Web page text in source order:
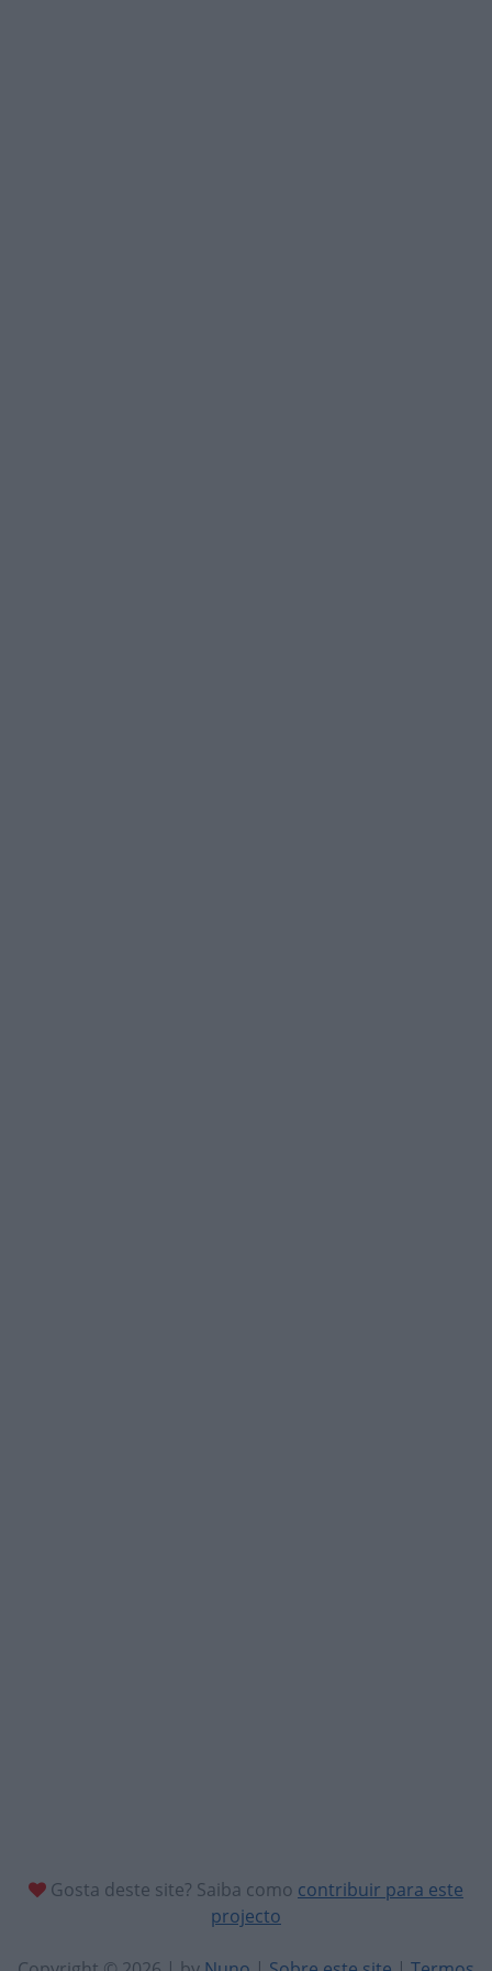
Gosta deste site? Saiba como contribuir para este
projecto